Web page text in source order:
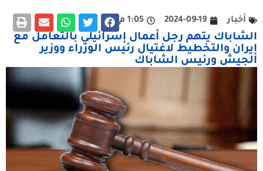
أخبار 2024-09-19 1:05 م
الشاباك يتهم رجل أعمال إسرائيلي بالتعامل مع
إيران والتخطيط لاغتيال رئيس الوزراء ووزير
الجيش ورئيس الشاباك